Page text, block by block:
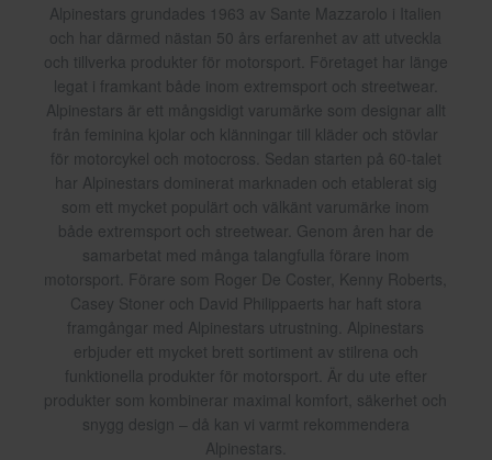
Alpinestars grundades 1963 av Sante Mazzarolo i Italien
och har därmed nästan 50 års erfarenhet av att utveckla
och tillverka produkter för motorsport. Företaget har länge
legat i framkant både inom extremsport och streetwear.
Alpinestars är ett mångsidigt varumärke som designar allt
från feminina kjolar och klänningar till kläder och stövlar
för motorcykel och motocross. Sedan starten på 60-talet
har Alpinestars dominerat marknaden och etablerat sig
som ett mycket populärt och välkänt varumärke inom
både extremsport och streetwear. Genom åren har de
samarbetat med många talangfulla förare inom
motorsport. Förare som Roger De Coster, Kenny Roberts,
Casey Stoner och David Philippaerts har haft stora
framgångar med Alpinestars utrustning. Alpinestars
erbjuder ett mycket brett sortiment av stilrena och
funktionella produkter för motorsport. Är du ute efter
produkter som kombinerar maximal komfort, säkerhet och
snygg design – då kan vi varmt rekommendera
Alpinestars.